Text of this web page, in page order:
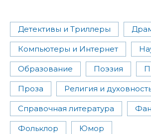
Детективы и Триллеры
Компьютеры и Интернет
Образование Поэзия
Проза Религия и
Справочная литература
Фольклор Юмор